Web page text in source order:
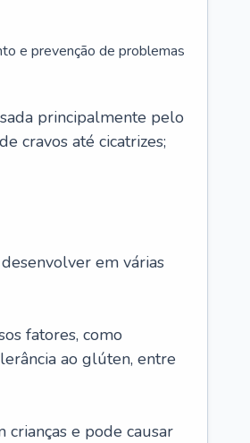
e prevenção de problemas
principalmente pelo
cravos até cicatrizes;
em várias
fatores, como
ao glúten, entre
crianças e pode causar